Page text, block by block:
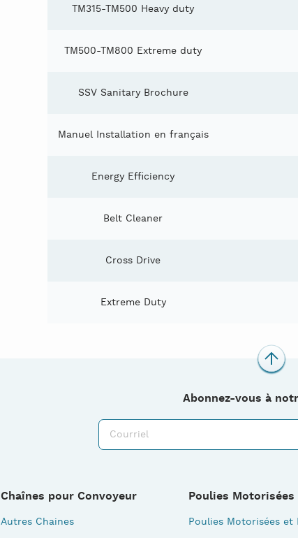
TM315-TM500 Heavy duty
TM500-TM800 Extreme duty
SSV Sanitary Brochure
Manuel Installation en français
Energy Efficiency
Belt Cleaner
Cross Drive
Extreme Duty
Abonnez-vous à
Chaînes pour Convoyeur
Autres Chaines
Poulies Motorisées
Poulies Motorisées et